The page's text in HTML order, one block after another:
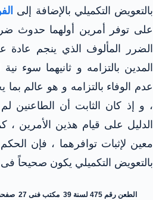
بالتعويض التكميلي بالإضافة إلى
على توفر أمرين أولهما حدوث
الضرر المألوف الذي ينجم عادة
المدين بالتزامه و ثانيهما سوء
عدم الوفاء بالتزامه و هو عالم
، و إذ كان الثابت أن الطاعنين
الدليل على قيام هذين الأمرين
معين لإثبات توافرهما ، فإن
بالتعويض التكميلي يكون صحيحاً فى
الطعن رقم 475 لسنة 39 مكتب فنى 27 صفحة رقم 1857 بتاريخ 30 -12- 1976